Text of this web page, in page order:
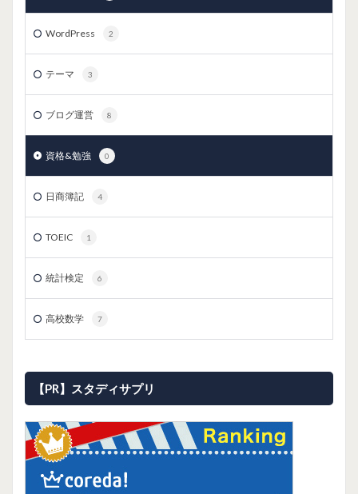
WordPress 2
テーマ 3
ブログ運営 8
資格&勉強 0
日商簿記 4
TOEIC 1
統計検定 6
高校数学 7
【PR】スタディサプリ